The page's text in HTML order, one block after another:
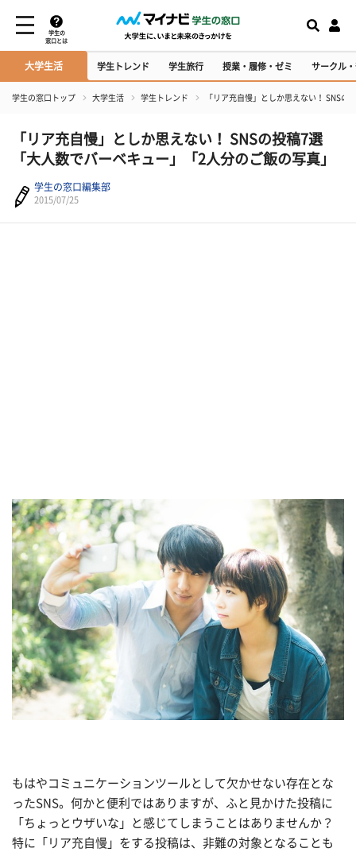
学生の
窓口とは
大学生活 学生トレンド 学生旅行 授業・履修・ゼミ サークル
学生の窓口トップ 大学生活 学生トレンド 「リア充自慢」としか思えない！ SNS
「リア充自慢」としか思えない！ SNSの投稿7選
「大人数でバーベキュー」「2人分のご飯の写真」
学生の窓口編集部
2015/07/25
もはやコミュニケーションツールとして欠かせない存在とな
ったSNS。何かと便利ではありますが、ふと見かけた投稿に
「ちょっとウザいな」と感じてしまうことはありませんか？
特に「リア充自慢」をする投稿は、非難の対象となることも